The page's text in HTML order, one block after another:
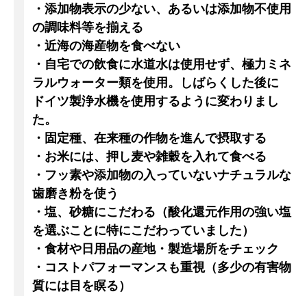
・添加物表示の少ない、あるいは添加物不使用
の調味料等を揃える
・近海の海産物を食べない
・自宅での飲食に水道水は使用せず、極力ミネ
ラルウォーター類を使用。しばらくした後に
ドイツ製浄水機を使用するように変わりまし
た。
・固定種、在来種の作物を進んで摂取する
・お米には、押し麦や雑穀を入れて食べる
・フッ素や添加物の入っていないナチュラルな
歯磨き粉を使う
・塩、砂糖にこだわる（酸化還元作用の強い塩
を選ぶことに特にこだわっていました）
・食材や日用品の産地・製造場所をチェック
・コストパフォーマンスも重視（多少の有害物
質には目を瞑る）